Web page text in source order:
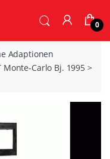
0
Adaptionen
Monte-Carlo Bj. 1995 >